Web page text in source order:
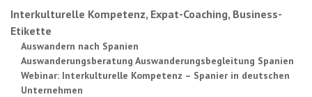
Interkulturelle Kompetenz, Expat-Coaching, Business-
Etikette
Auswandern nach Spanien
Auswanderungsberatung Auswanderungsbegleitung Spanien
Webinar: Interkulturelle Kompetenz – Spanier in deutschen
Unternehmen